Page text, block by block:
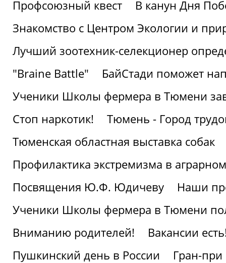
Профсоюзный квест
В канун Дня
Знакомство с Центром Экологии и
Лучший зоотехник-селекционер
"Braine Battle"
БайСтади поможет
Ученики Школы фермера в Тюмени
Стоп наркотик!
Тюмень - Город
Тюменская областная выставка собак
Профилактика экстремизма в аграрном
Посвящения Ю.Ф. Юдичеву
Наши
Ученики Школы фермера в Тюмени
Вниманию родителей!
Вакансии
Пушкинский день в России
Гран-